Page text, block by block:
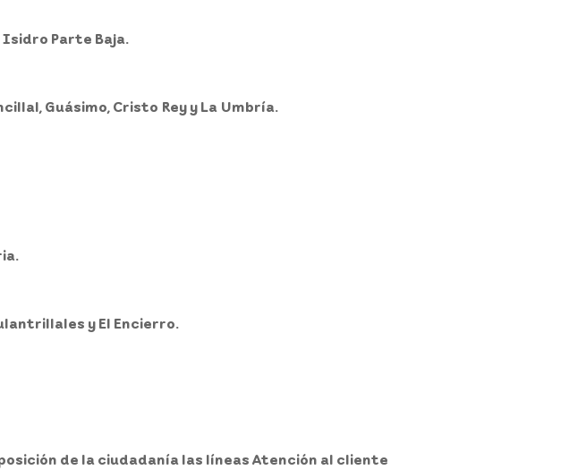
Isidro Parte Baja.
Guásimo, Cristo Rey y La Umbría.
y El Encierro.
de la ciudadanía las líneas Atención al cliente